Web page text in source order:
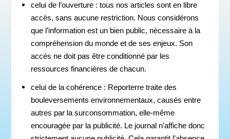
celui de l’ouverture : tous nos articles sont en libre
accès, sans aucune restriction. Nous considérons
que l’information est un bien public, nécessaire à la
compréhension du monde et de ses enjeux. Son
accès ne doit pas être conditionné par les
ressources financières de chacun.
celui de la cohérence : Reporterre traite des
bouleversements environnementaux, causés entre
autres par la surconsommation, elle-même
encouragée par la publicité. Le journal n’affiche donc